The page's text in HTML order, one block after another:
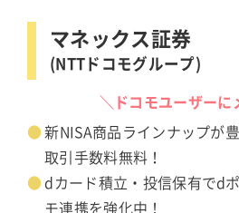
マネックス証券
(NTTドコモグループ)
＼ドコモユーザーに
新NISA商品ラインナップが
取引手数料無料！
dカード積立・投信保有でd
モ連携を強化中！